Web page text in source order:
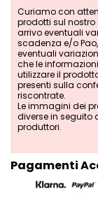
Curiamo con
prodotti sul
arrivo eventuali
scadenza e/o
eventuali
che le
utilizzare il
presenti sulla
riscontrate.
Le immagini dei
diverse in
produttori.
Pagamenti